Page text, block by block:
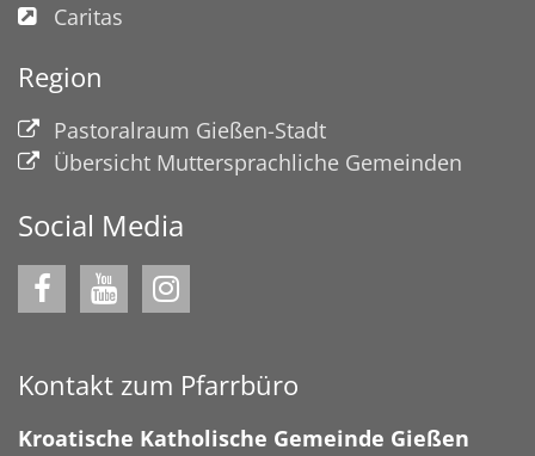
Caritas
Region
Pastoralraum Gießen-Stadt
Übersicht Muttersprachliche Gemeinden
Social Media
Kontakt zum Pfarrbüro
Kroatische Katholische Gemeinde Gießen